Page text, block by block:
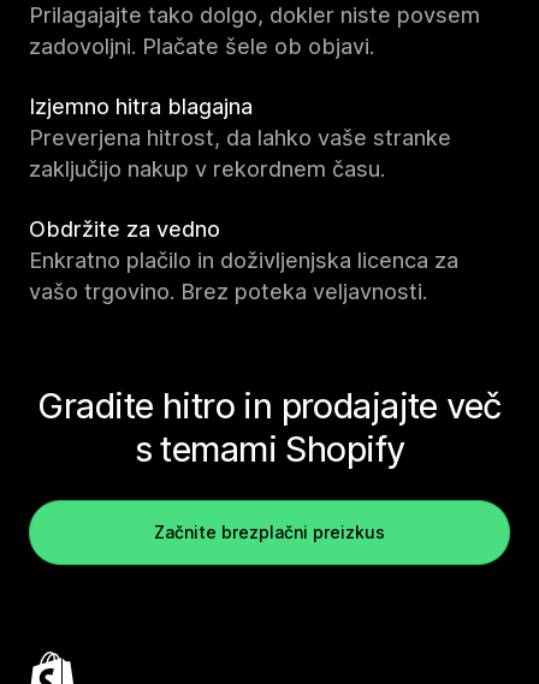
Prilagajajte tako dolgo, dokler niste povsem
zadovoljni. Plačate šele ob objavi.
Izjemno hitra blagajna
Preverjena hitrost, da lahko vaše stranke
zaključijo nakup v rekordnem času.
Obdržite za vedno
Enkratno plačilo in doživljenjska licenca za
vašo trgovino. Brez poteka veljavnosti.
Gradite hitro in prodajajte več
s temami Shopify
Začnite brezplačni preizkus